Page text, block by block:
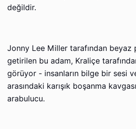
değildir.
Jonny Lee Miller tarafından beyaz
getirilen bu adam, Kraliçe
görüyor - insanların bilge bir sesi
arasındaki karışık boşanma
arabulucu.